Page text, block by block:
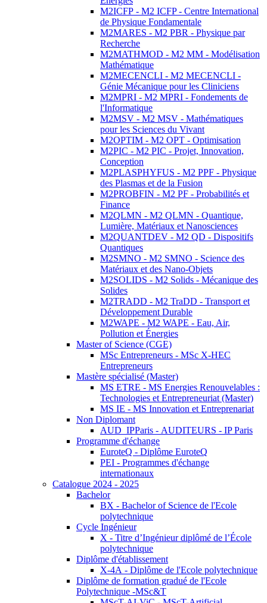
M2ICFP - M2 ICFP - Centre International
de Physique Fondamentale
M2MARES - M2 PBR - Physique par
Recherche
M2MATHMOD - M2 MM - Modélisation
Mathématique
M2MECENCLI - M2 MECENCLI -
Génie Mécanique pour les Cliniciens
M2MPRI - M2 MPRI - Fondements de
l'Informatique
M2MSV - M2 MSV - Mathématiques
pour les Sciences du Vivant
M2OPTIM - M2 OPT - Optimisation
M2PIC - M2 PIC - Projet, Innovation,
Conception
M2PLASPHYFUS - M2 PPF - Physique
des Plasmas et de la Fusion
M2PROBFIN - M2 PF - Probabilités et
Finance
M2QLMN - M2 QLMN - Quantique,
Lumière, Matériaux et Nanosciences
M2QUANTDEV - M2 QD - Dispositifs
Quantiques
M2SMNO - M2 SMNO - Science des
Matériaux et des Nano-Objets
M2SOLIDS - M2 Solids - Mécanique des
Solides
M2TRADD - M2 TraDD - Transport et
Développement Durable
M2WAPE - M2 WAPE - Eau, Air,
Pollution et Énergies
Master of Science (CGE)
MSc Entrepreneurs - MSc X-HEC
Entrepreneurs
Mastère spécialisé (Master)
MS ETRE - MS Energies Renouvelables :
Technologies et Entrepreneuriat (Master)
MS IE - MS Innovation et Entreprenariat
Non Diplomant
AUD_IPParis - AUDITEURS - IP Paris
Programme d'échange
EuroteQ - Diplôme EuroteQ
PEI - Programmes d'échange
internationaux
Catalogue 2024 - 2025
Bachelor
BX - Bachelor of Science de l'Ecole
polytechnique
Cycle Ingénieur
X - Titre d’Ingénieur diplômé de l’École
polytechnique
Diplôme d'établissement
X-4A - Diplôme de l'Ecole polytechnique
Diplôme de formation gradué de l'Ecole
Polytechnique -MSc&T